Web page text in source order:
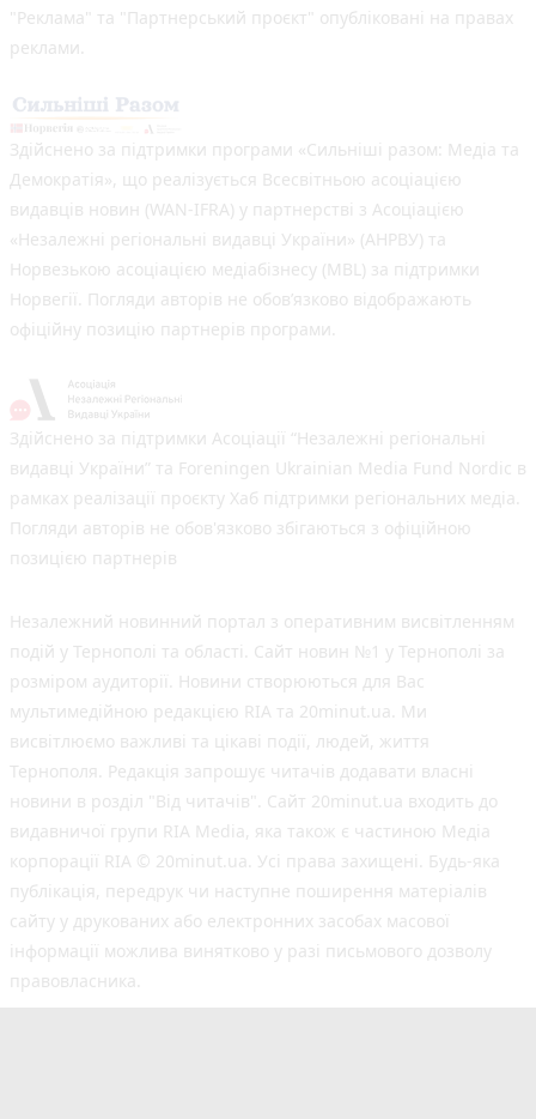
"Реклама" та "Партнерський проєкт" опубліковані на правах
реклами.
Здійснено за підтримки програми «Сильніші разом: Медіа та
Демократія», що реалізується Всесвітньою асоціацією
видавців новин (WAN-IFRA) у партнерстві з Асоціацією
«Незалежні регіональні видавці України» (АНРВУ) та
Норвезькою асоціацією медіабізнесу (MBL) за підтримки
Норвегії. Погляди авторів не обов’язково відображають
офіційну позицію партнерів програми.
Здійснено за підтримки Асоціації “Незалежні регіональні
видавці України” та Foreningen Ukrainian Media Fund Nordic в
рамках реалізації проєкту Хаб підтримки регіональних медіа.
Погляди авторів не обов'язково збігаються з офіційною
позицією партнерів
Незалежний новинний портал з оперативним висвітленням
подій у Тернополі та області. Сайт новин №1 у Тернополі за
розміром аудиторії. Новини створюються для Вас
мультимедійною редакцією RIA та 20minut.ua. Ми
висвітлюємо важливі та цікаві події, людей, життя
Тернополя. Редакція запрошує читачів додавати власні
новини в розділ "Від читачів". Сайт 20minut.ua входить до
видавничої групи RIA Media, яка також є частиною Медіа
корпорації RIA © 20minut.ua. Усі права захищені. Будь-яка
публiкацiя, передрук чи наступне поширення матеріалів
сайту у друкованих або електронних засобах масової
інформації можлива винятково у разі письмового дозволу
правовласника.